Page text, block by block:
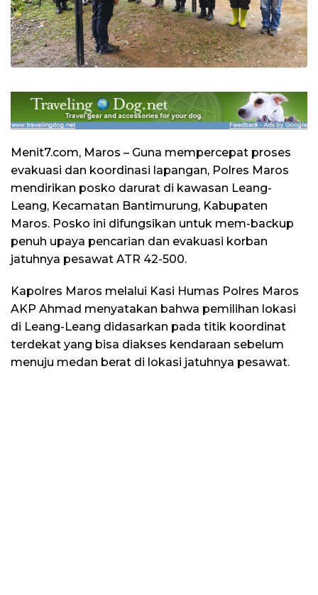
Menit7.com, Maros – Guna mempercepat proses
evakuasi dan koordinasi lapangan, Polres Maros
mendirikan posko darurat di kawasan Leang-
Leang, Kecamatan Bantimurung, Kabupaten
Maros. Posko ini difungsikan untuk mem-backup
penuh upaya pencarian dan evakuasi korban
jatuhnya pesawat ATR 42-500.
​Kapolres Maros melalui Kasi Humas Polres Maros
AKP Ahmad menyatakan bahwa pemilihan lokasi
di Leang-Leang didasarkan pada titik koordinat
terdekat yang bisa diakses kendaraan sebelum
menuju medan berat di lokasi jatuhnya pesawat.